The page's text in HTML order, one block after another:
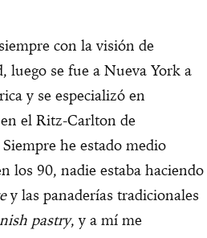
con la visión de
luego se fue a Nueva York a
y se especializó en
el Ritz-Carlton de
he estado medio
los 90, nadie estaba haciendo
y las panaderías tradicionales
pastry, y a mí me